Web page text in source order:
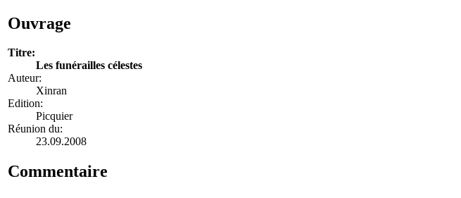
Ouvrage
Titre:
Les funérailles célestes
Auteur:
Xinran
Edition:
Picquier
Réunion du:
23.09.2008
Commentaire